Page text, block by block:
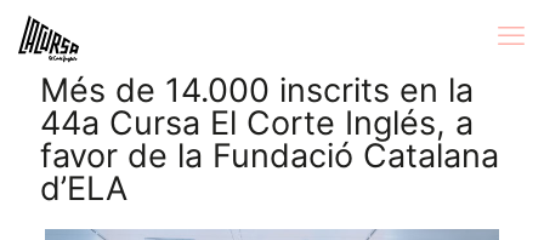
Més de 14.000 inscrits en la
44a Cursa El Corte Inglés, a
favor de la Fundació Catalana
d’ELA